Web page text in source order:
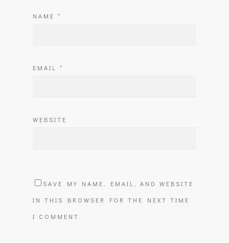
NAME *
EMAIL *
WEBSITE
SAVE MY NAME, EMAIL, AND WEBSITE
IN THIS BROWSER FOR THE NEXT TIME
I COMMENT.